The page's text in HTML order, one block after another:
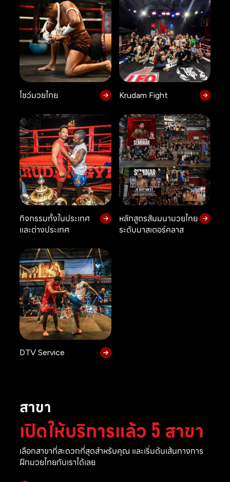
โชว์มวยไทย Krudam Fight
กิจกรรมทั้งในประเทศ
และต่างประเทศ
หลักสูตรสัมมนามวยไทย
ระดับมาสเตอร์คลาส
DTV Service
สาขา
เปิดให้บริการแล้ว 5 สาขา
เลือกสาขาที่สะดวกที่สุดสำหรับคุณ และเริ่มต้นเส้นทางการ
ฝึกมวยไทยกับเราได้เลย